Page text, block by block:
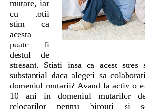
mutare, iar
cu totii
stim ca
acesta
poate fi
destul de
stresant. Stiati insa ca acest stres
substantial daca alegeti sa
domeniul mutarii? Avand la activ o
10 ani in domeniul mutarilor
relocarilor pentru birouri si